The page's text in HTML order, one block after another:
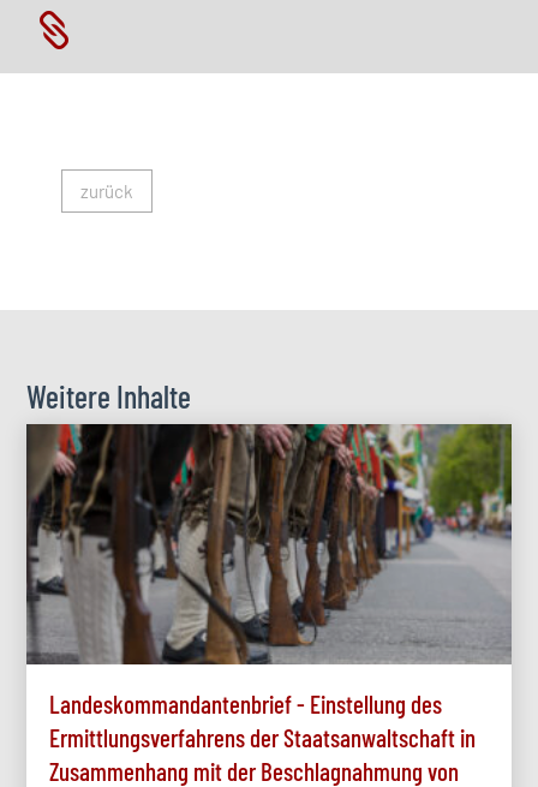

zurück
Weitere Inhalte
Landeskommandantenbrief - Einstellung des
Ermittlungsverfahrens der Staatsanwaltschaft in
Zusammenhang mit der Beschlagnahmung von